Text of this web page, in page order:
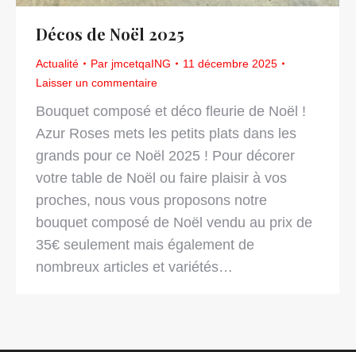
Décos de Noël 2025
Actualité Par jmcetqaING
11 décembre 2025
Laisser un commentaire
Bouquet composé et déco fleurie de Noël !
Azur Roses mets les petits plats dans les
grands pour ce Noël 2025 ! Pour décorer
votre table de Noël ou faire plaisir à vos
proches, nous vous proposons notre
bouquet composé de Noël vendu au prix de
35€ seulement mais également de
nombreux articles et variétés…